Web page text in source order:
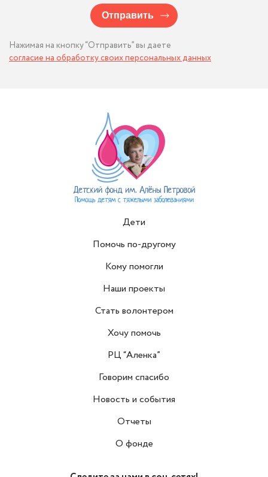
Отправить
Нажимая на кнопку “Отправить” вы даете
согласие на обработку своих персональных данных
Дети
Помочь по-другому
Кому помогли
Наши проекты
Стать волонтером
Хочу помочь
РЦ “Аленка”
Говорим спасибо
Новость и события
Отчеты
О фонде